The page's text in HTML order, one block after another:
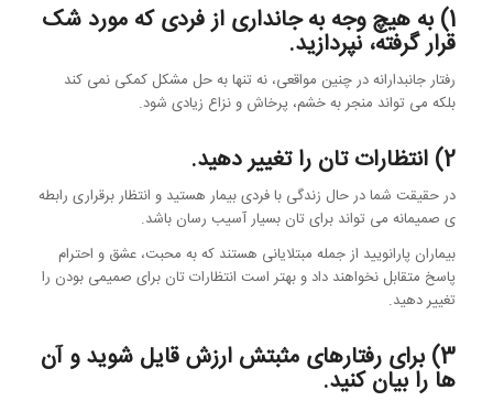
1) به هیچ وجه به جانداری از فردی که مورد شک
قرار گرفته، نپردازید.
رفتار جانبدارانه در چنین مواقعی، نه تنها به حل مشکل کمکی نمی کند
بلکه می تواند منجر به خشم، پرخاش و نزاع زیادی شود.
2) انتظارات تان را تغییر دهید.
در حقیقت شما در حال زندگی با فردی بیمار هستید و انتظار برقراری رابطه
ی صمیمانه می تواند برای تان بسیار آسیب رسان باشد.
بیماران پارانویید از جمله مبتلایانی هستند که به محبت، عشق و احترام
پاسخ متقابل نخواهند داد و بهتر است انتظارات تان برای صمیمی بودن را
تغییر دهید.
3) برای رفتارهای مثبتش ارزش قایل شوید و آن
ها را بیان کنید.